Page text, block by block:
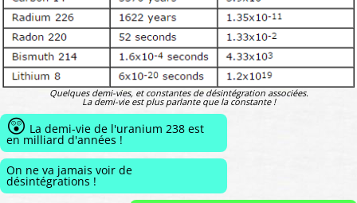
Quelques demi-vies, et constantes de désintégration associées.
La demi-vie est plus parlante que la constante !
😲 La demi-vie de l'uranium 238 est
en milliard d'années !
On ne va jamais voir de
désintégrations !